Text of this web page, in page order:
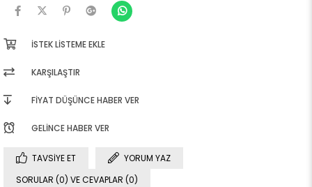
İSTEK LISTEME EKLE
KARŞILAŞTIR
FIYAT DÜŞÜNCE HABER VER
GELINCE HABER VER
TAVSIYE ET
YORUM YAZ
SORULAR (0) VE CEVAPLAR (0)